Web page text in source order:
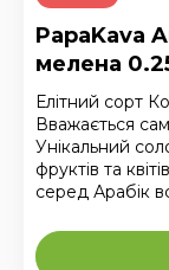
PapaKava
мелена
Елітний сорт
Вважається
Унікальний
фруктів та
серед Арабік